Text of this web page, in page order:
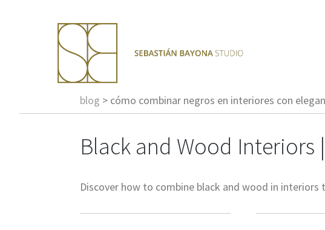
blog > cómo combinar negros en interiores con
Black and Wood Interiors
Discover how to combine black and wood in